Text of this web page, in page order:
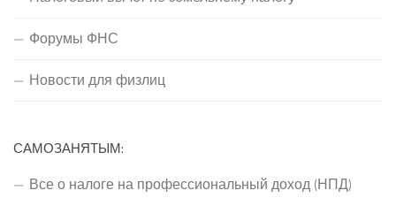
Форумы ФНС
Новости для физлиц
САМОЗАНЯТЫМ:
Все о налоге на профессиональный доход (НПД)